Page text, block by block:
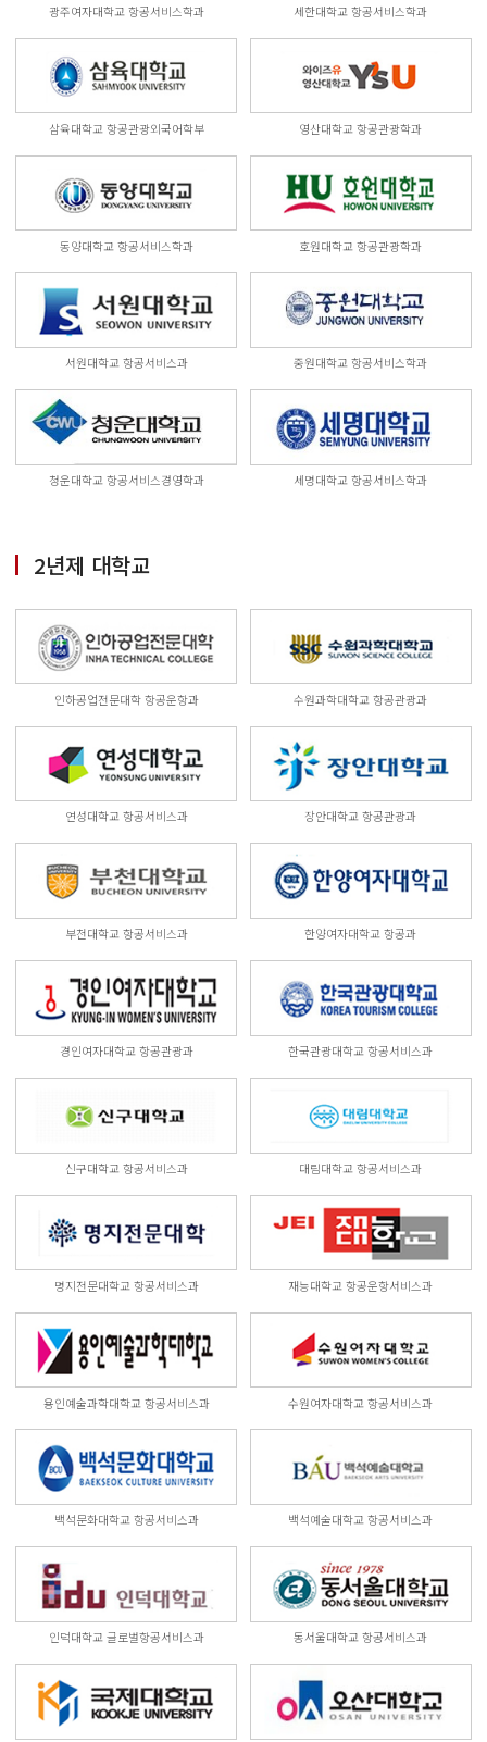
광주여자대학교 항공서비스학과 세한대학교 항공서비스학과
삼육대학교 항공관광외국어학부 영산대학교 항공관광학과
동양대학교 항공서비스학과 호원대학교 항공관광학과
서원대학교 항공서비스과 중원대학교 항공서비스학과
청운대학교 항공서비스경영학과 세명대학교 항공서비스학과
2년제 대학교
인하공업전문대학 항공운항과 수원과학대학교 항공관광과
연성대학교 항공서비스과 장안대학교 항공관광과
부천대학교 항공서비스과 한양여자대학교 항공과
경인여자대학교 항공관광과 한국관광대학교 항공서비스과
신구대학교 항공서비스과 대림대학교 항공서비스과
명지전문대학교 항공서비스과 재능대학교 항공운항서비스과
용인예술과학대학교 항공서비스과 수원여자대학교 항공서비스과
백석문화대학교 항공서비스과 백석예술대학교 항공서비스과
인덕대학교 글로벌항공서비스과 동서울대학교 항공서비스과